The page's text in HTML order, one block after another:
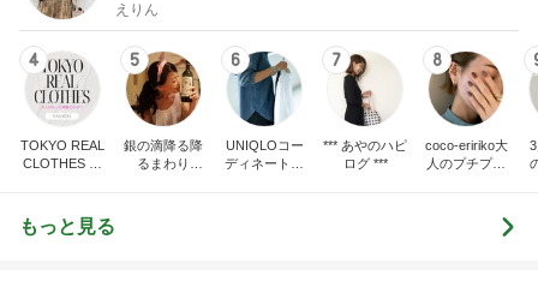
えりん
4
TOKYO REAL
CLOTHES 大
5
銀の滴降る降
るまわり
6
UNIQLOコー
ディネート日
7
*** あやのハピ
ログ ***
8
coco-eririko大
人のプチプラ
もっと見る